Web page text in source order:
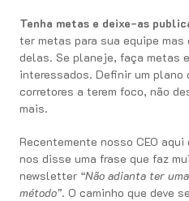
Tenha metas e deixe-as
ter metas para sua equipe
delas. Se planeje, faça metas
interessados. Definir um plano
corretores a terem foco, não
mais.
Recentemente nosso CEO aqui
nos disse uma frase que faz
newsletter “Não adianta ter
método”. O caminho que deve